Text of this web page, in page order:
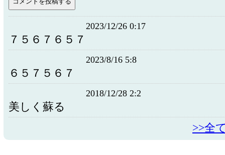
2023/12/26 0:17
７５６７６５７
2023/8/16 5:8
６５７５６７
2018/12/28 2:2
美しく蘇る
>>全